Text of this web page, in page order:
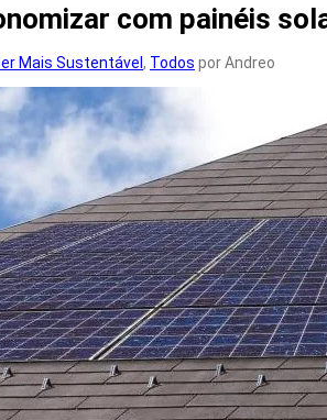
com painéis
Mais Sustentável , Todos por Andreo